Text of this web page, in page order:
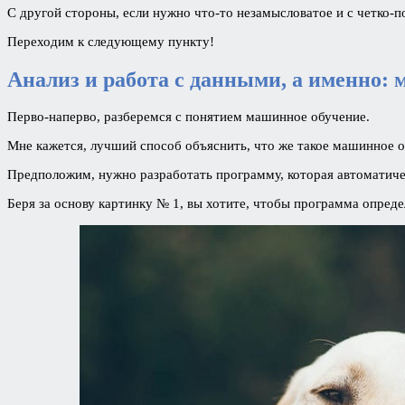
С другой стороны, если нужно что-то незамысловатое и с
Переходим к следующему пункту!
Анализ и работа с данными, а именно:
Перво-наперво, разберемся с понятием машинное обучение.
Мне кажется, лучший способ объяснить, что же такое машинное
Предположим, нужно разработать программу, которая
Беря за основу картинку № 1, вы хотите, чтобы программа